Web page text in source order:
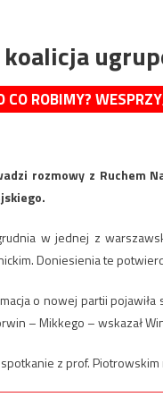
CO ROBIMY?
rozmowy z
w jednej z
Doniesienia te
o nowej partii pojawiła
– Mikkego – wskazał
z prof.